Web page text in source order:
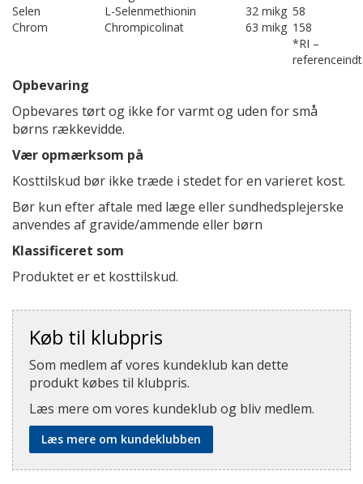
Selen
L-Selenmethionin 32 mikg 58
Chrom
Chrompicolinat 63 mikg 158
*RI –
Opbevaring
Opbevares tørt og ikke for varmt og uden for små
børns rækkevidde.
Vær opmærksom på
Kosttilskud bør ikke træde i stedet for en varieret kost.
Bør kun efter aftale med læge eller sundhedsplejerske
anvendes af gravide/ammende eller børn
Klassificeret som
Produktet er et kosttilskud.
Køb til klubpris
Som medlem af vores kundeklub kan dette
produkt købes til klubpris.
Læs mere om vores kundeklub og bliv medlem.
Læs mere om kundeklubben